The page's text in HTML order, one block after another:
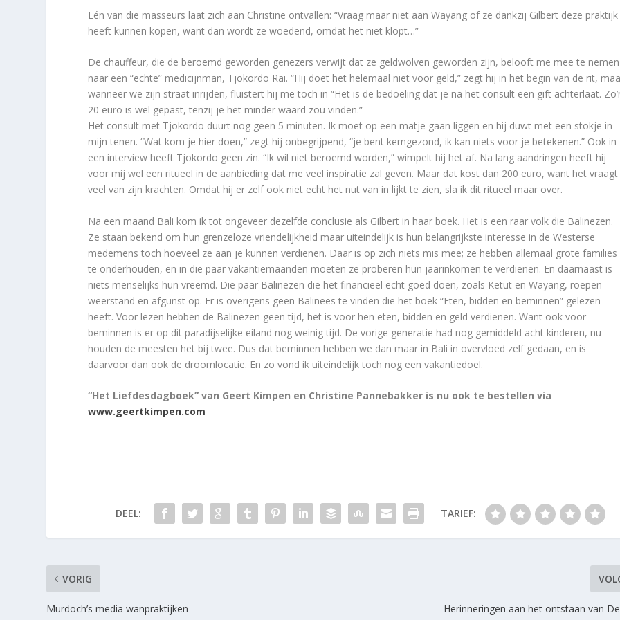
Eén van die masseurs laat zich aan Christine ontvallen: “Vraag maar niet aan Wayang of ze dankzij Gilbert deze praktijk
heeft kunnen kopen, want dan wordt ze woedend, omdat het niet klopt…”
De chauffeur, die de beroemd geworden genezers verwijt dat ze geldwolven geworden zijn, belooft me mee te nemen
naar een “echte” medicijnman, Tjokordo Rai. “Hij doet het helemaal niet voor geld,” zegt hij in het begin van de rit,
wanneer we zijn straat inrijden, fluistert hij me toch in “Het is de bedoeling dat je na het consult een gift achterlaat.
20 euro is wel gepast, tenzij je het minder waard zou vinden.”
Het consult met Tjokordo duurt nog geen 5 minuten. Ik moet op een matje gaan liggen en hij duwt met een stokje in
mijn tenen. “Wat kom je hier doen,” zegt hij onbegrijpend, “je bent kerngezond, ik kan niets voor je betekenen.” Ook in
een interview heeft Tjokordo geen zin. “Ik wil niet beroemd worden,” wimpelt hij het af. Na lang aandringen heeft hij
voor mij wel een ritueel in de aanbieding dat me veel inspiratie zal geven. Maar dat kost dan 200 euro, want het vraagt
veel van zijn krachten. Omdat hij er zelf ook niet echt het nut van in lijkt te zien, sla ik dit ritueel maar over.
Na een maand Bali kom ik tot ongeveer dezelfde conclusie als Gilbert in haar boek. Het is een raar volk die Balinezen.
Ze staan bekend om hun grenzeloze vriendelijkheid maar uiteindelijk is hun belangrijkste interesse in de Westerse
medemens toch hoeveel ze aan je kunnen verdienen. Daar is op zich niets mis mee; ze hebben allemaal grote families
te onderhouden, en in die paar vakantiemaanden moeten ze proberen hun jaarinkomen te verdienen. En daarnaast is
niets menselijks hun vreemd. Die paar Balinezen die het financieel echt goed doen, zoals Ketut en Wayang, roepen
weerstand en afgunst op. Er is overigens geen Balinees te vinden die het boek “Eten, bidden en beminnen” gelezen
heeft. Voor lezen hebben de Balinezen geen tijd, het is voor hen eten, bidden en geld verdienen. Want ook voor
beminnen is er op dit paradijselijke eiland nog weinig tijd. De vorige generatie had nog gemiddeld acht kinderen, nu
houden de meesten het bij twee. Dus dat beminnen hebben we dan maar in Bali in overvloed zelf gedaan, en is
daarvoor dan ook de droomlocatie. En zo vond ik uiteindelijk toch nog een vakantiedoel.
“Het Liefdesdagboek” van Geert Kimpen en Christine Pannebakker is nu ook te bestellen via
www.geertkimpen.com
DEEL: TARIEF:
VORIG
Murdoch’s media wanpraktijken Herinneringen aan het ontstaan van